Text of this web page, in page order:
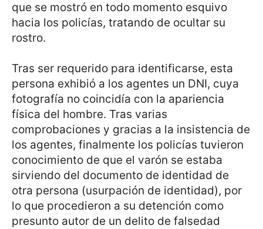
que se mostró en todo momento esquivo
hacia los policías, tratando de ocultar su
rostro.
Tras ser requerido para identificarse, esta
persona exhibió a los agentes un DNI, cuya
fotografía no coincidía con la apariencia
física del hombre. Tras varias
comprobaciones y gracias a la insistencia de
los agentes, finalmente los policías tuvieron
conocimiento de que el varón se estaba
sirviendo del documento de identidad de
otra persona (usurpación de identidad), por
lo que procedieron a su detención como
presunto autor de un delito de falsedad